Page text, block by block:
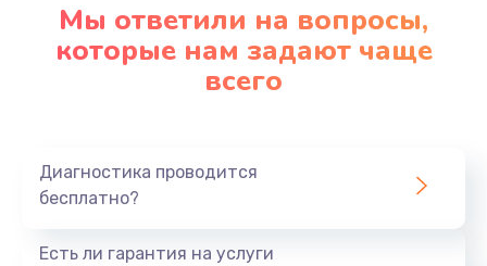
Мы ответили на вопросы,
которые нам задают чаще
всего
Диагностика проводится
бесплатно?
Есть ли гарантия на услуги